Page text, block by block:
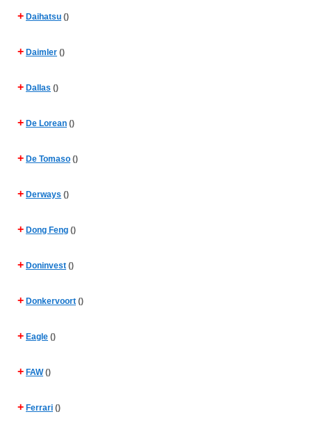
+ Daihatsu ()
+ Daimler ()
+ Dallas ()
+ De Lorean ()
+ De Tomaso ()
+ Derways ()
+ Dong Feng ()
+ Doninvest ()
+ Donkervoort ()
+ Eagle ()
+ FAW()
+ Ferrari ()